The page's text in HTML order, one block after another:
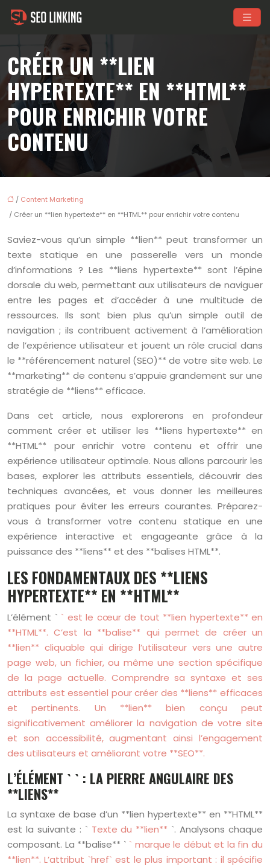
CRÉER UN **LIEN
HYPERTEXTE** EN **HTML**
POUR ENRICHIR VOTRE
CONTENU
/ Content Marketing
/ Créer un **lien hypertexte** en **HTML** pour enrichir votre contenu
Saviez-vous qu’un simple **lien** peut transformer un
texte statique en une passerelle vers un monde
d’informations ? Les **liens hypertexte** sont l’épine
dorsale du web, permettant aux utilisateurs de naviguer
entre les pages et d’accéder à une multitude de
ressources. Ils sont bien plus qu’un simple outil de
navigation ; ils contribuent activement à l’amélioration
de l’expérience utilisateur et jouent un rôle crucial dans
le **référencement naturel (SEO)** de votre site web. Le
**marketing** de contenu s’appuie grandement sur une
stratégie de **liens** efficace.
Dans cet article, nous explorerons en profondeur
comment créer et utiliser les **liens hypertexte** en
**HTML** pour enrichir votre contenu et offrir une
expérience utilisateur optimale. Nous allons parcourir les
bases, explorer les attributs essentiels, découvrir des
techniques avancées, et vous donner les meilleures
pratiques pour éviter les erreurs courantes. Préparez-
vous à transformer votre contenu statique en une
expérience interactive et engageante grâce à la
puissance des **liens** et des **balises HTML**.
LES FONDAMENTAUX DES **LIENS
HYPERTEXTE** EN **HTML**
L’élément ` ` est le cœur de tout **lien hypertexte** en
**HTML**. C’est la **balise** qui permet de créer un
**lien** cliquable qui dirige l’utilisateur vers une autre
page web, un fichier, ou même une section spécifique
de la page actuelle. Comprendre sa syntaxe et ses
attributs est essentiel pour créer des **liens** efficaces
et pertinents. Un **lien** bien conçu peut
significativement améliorer la navigation de votre site
et son accessibilité, augmentant ainsi l’engagement
des utilisateurs et améliorant votre **SEO**.
L’ÉLÉMENT ` ` : LA PIERRE ANGULAIRE DES
**LIENS**
La syntaxe de base d’un **lien hypertexte** en **HTML**
est la suivante : ` Texte du **lien** `. Analysons chaque
composant. La **balise** ` ` marque le début et la fin du
**lien**. L’attribut `href` est le plus important : il spécifie